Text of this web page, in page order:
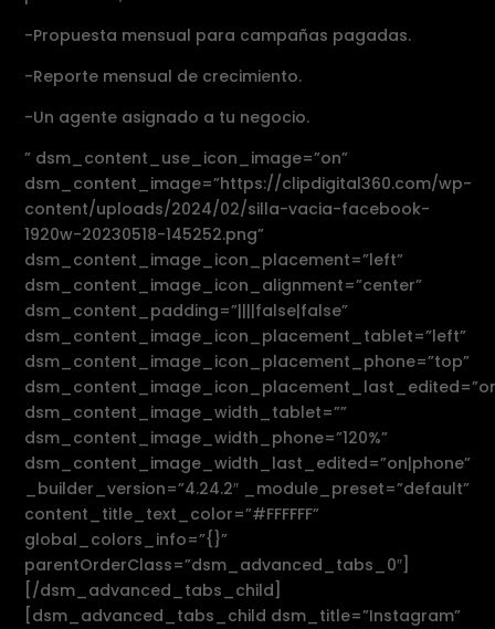
-Propuesta mensual para campañas pagadas.
-Reporte mensual de crecimiento.
-Un agente asignado a tu negocio.
” dsm_content_use_icon_image=”on”
dsm_content_image=”https://clipdigital360.com/wp-
content/uploads/2024/02/silla-vacia-facebook-
1920w-20230518-145252.png”
dsm_content_image_icon_placement=”left”
dsm_content_image_icon_alignment=”center”
dsm_content_padding=”||||false|false”
dsm_content_image_icon_placement_tablet=”left”
dsm_content_image_icon_placement_phone=”top”
dsm_content_image_width_tablet=””
dsm_content_image_width_phone=”120%”
dsm_content_image_width_last_edited=”on|phone”
_builder_version=”4.24.2″ _module_preset=”default”
content_title_text_color=”#FFFFFF”
global_colors_info=”{}”
parentOrderClass=”dsm_advanced_tabs_0″]
[/dsm_advanced_tabs_child]
[dsm_advanced_tabs_child dsm_title=”Instagram”